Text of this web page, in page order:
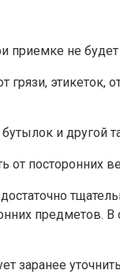
приемке не
грязи,
бутылок и
посторонних
предметов.
заранее